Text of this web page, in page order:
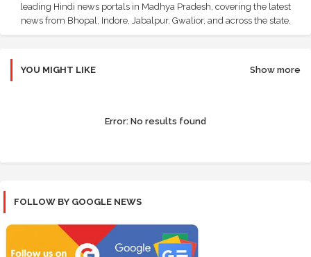
leading Hindi news portals in Madhya Pradesh, covering the latest
news from Bhopal, Indore, Jabalpur, Gwalior, and across the state.
YOU MIGHT LIKE Show more
Error: No results found
FOLLOW BY GOOGLE NEWS